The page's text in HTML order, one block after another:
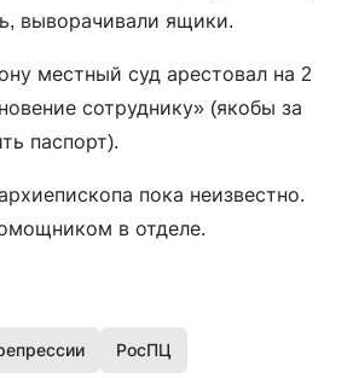
выворачивали ящики.
местный суд арестовал на 2
сотруднику» (якобы за
паспорт).
пока неизвестно.
в отделе.
РосПЦ